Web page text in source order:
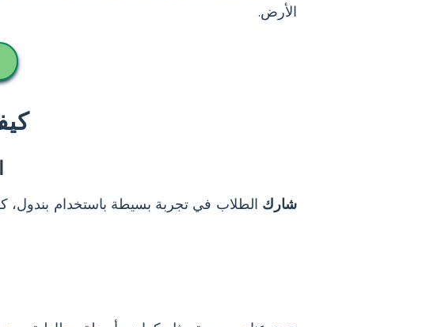
الأرض.
شارك الطلاب في تجربة بسيطة باستخدام بندول،